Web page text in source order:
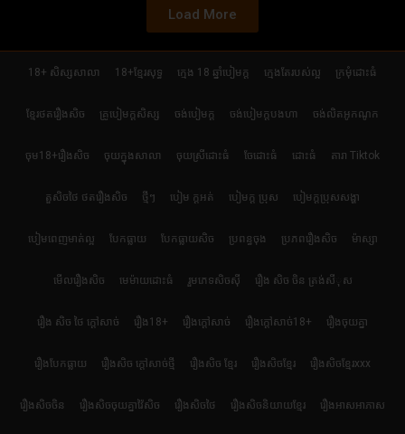
Load More
18+ សិស្សសាលា 18+ខ្មែរសុទ្ធ ក្មេង 18 ឆ្នាំបៀមក្ដ ក្មេងតែរបស់ល្អ ក្រមុំដោះធំ
ខ្មែរថតរឿងសិច គ្រូបៀមក្ដសិស្ស ចង់បៀមក្ដ ចង់បៀមក្តបងហា ចង់លិតអូកណូក
ចុម18+រឿងសិច ចុយក្នុងសាលា ចុយស្រីដោះធំ ចែដោះធំ ដោះធំ តារា Tiktok
តួសិចថៃ ថតរឿងសិច ថ្មីៗ បៀម ក្ដអត់ បៀមក្ដ ប្រុស បៀមក្តប្រុសសង្ហា
បៀមពេញមាត់ល្អ បែកធ្លាយ បែកធ្លាយសិច ប្រពន្ធចុង ប្រភពរឿងសិច ម៉ាស្សា
មើលរឿងសិច មេម៉ាយដោះធំ រួមភេទសិចស៊ី រឿង សិច ចិន ត្រង់សីុស
រឿង សិច ថៃ ក្តៅសាច់ រឿង18+ រឿងក្ដៅសាច់ រឿងក្ដៅសាច់18+ រឿងចុយគ្នា
រឿងបែកធ្លាយ រឿងសិច ក្តៅសាច់ថ្មី រឿងសិច ខ្មែរ រឿងសិចខ្មែរ រឿងសិចខ្មែរxxx
រឿងសិចចិន រឿងសិចចុយគ្នាវ៉ៃសិច រឿងសិចថៃ រឿងសិចនិយាយខ្មែរ រឿងអាសអាភាស